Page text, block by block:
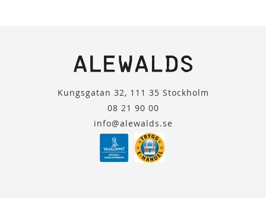
Kungsgatan 32, 111 35 Stockholm
08 21 90 00
info@alewalds.se